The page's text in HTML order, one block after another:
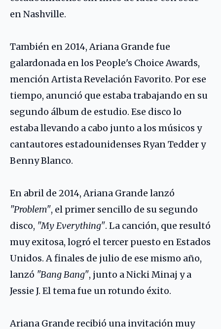
en Nashville.
También en 2014, Ariana Grande fue
galardonada en los People's Choice Awards,
mención Artista Revelación Favorito. Por ese
tiempo, anunció que estaba trabajando en su
segundo álbum de estudio. Ese disco lo
estaba llevando a cabo junto a los músicos y
cantautores estadounidenses Ryan Tedder y
Benny Blanco.
En abril de 2014, Ariana Grande lanzó
"Problem", el primer sencillo de su segundo
disco, "My Everything". La canción, que resultó
muy exitosa, logró el tercer puesto en Estados
Unidos. A finales de julio de ese mismo año,
lanzó "Bang Bang", junto aNicki Minaj y a
Jessie J. El tema fue un rotundo éxito.
Ariana Grande recibió una invitación muy